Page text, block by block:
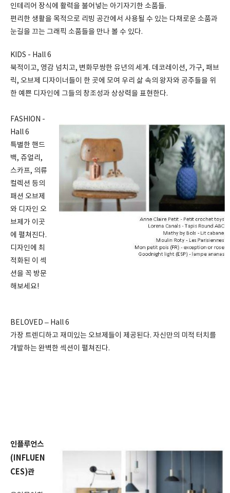
인테리어 장식에 활력을 불어넣는 아기자기한 소품들.
편리한 생활을 목적으로 리빙 공간에서 사용될 수 있는 다채로운 소품과
눈길을 끄는 그래픽 소품들을 만나 볼 수 있다.
KIDS - Hall 6
북적이고, 영감 넘치고, 변화무쌍한 유년의 세계. 데코레이션, 가구, 패브
릭, 오브제 디자이너들이 한 곳에 모여 우리 삶 속의 왕자와 공주들을 위
한 예쁜 디자인에 그들의 창조성과 상상력을 표현한다.
FASHION -
Hall 6
특별한 핸드
백, 쥬얼리,
스카프, 의류
컬렉션 등의
패션 오브제
와 디자인 오
브제가 이곳
에 펼쳐진다.
디자인에 최
적화된 이 섹
션을 꼭 방문
해보세요!
BELOVED – Hall 6
가장 트렌디하고 재미있는 오브제들이 제공된다. 자신만의 미적 터치를
개발하는 완벽한 섹션이 펼쳐진다.
인플루언스
(INFLUEN
CES)관